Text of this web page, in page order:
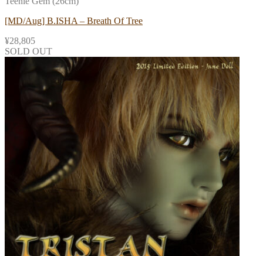
[MD/Aug] B.ISHA – Breath Of Tree
¥28,805
SOLD OUT